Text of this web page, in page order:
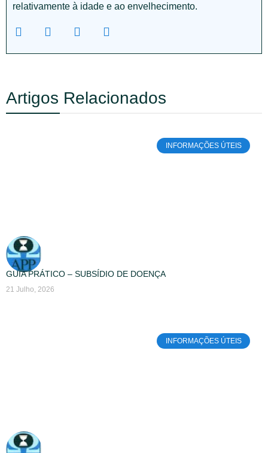
relativamente à idade e ao envelhecimento.
Artigos Relacionados
INFORMAÇÕES ÚTEIS
GUIA PRÁTICO – SUBSÍDIO DE DOENÇA
21 Julho, 2026
INFORMAÇÕES ÚTEIS